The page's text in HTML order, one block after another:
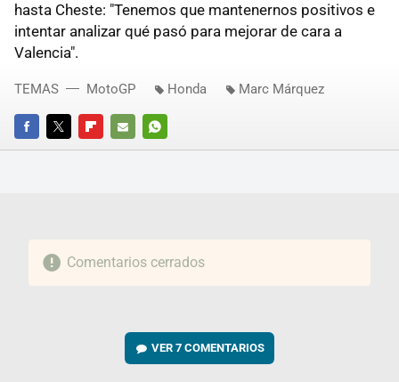
hasta Cheste: "Tenemos que mantenernos positivos e
intentar analizar qué pasó para mejorar de cara a
Valencia".
FACEBOOKTWITTERFLIPBOARD
E-
WHATSAPP
TEMAS MotoGP Honda Marc Márquez
Comentarios cerrados
VER7 COMENTARIOS